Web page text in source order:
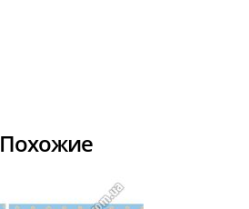
Похожие